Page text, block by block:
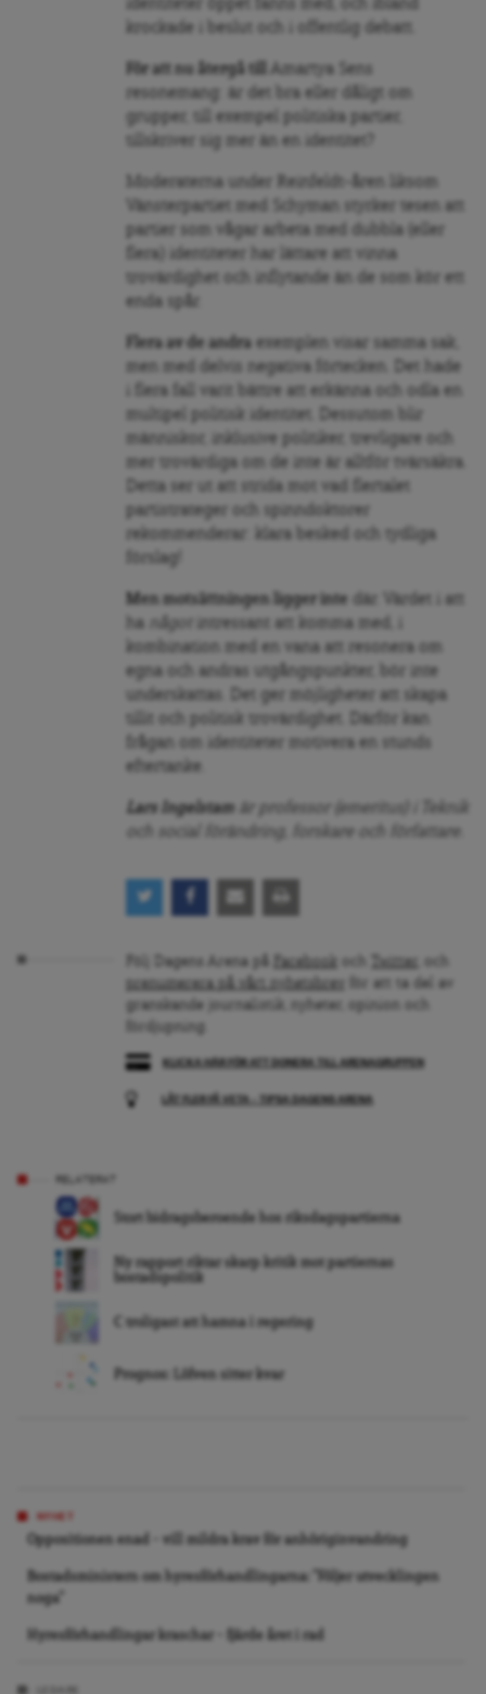
identiteter öppet fanns med, och ibland
krockade i beslut och i offentlig debatt.
För att nu återgå till
Amartya Sens
resonemang: är det bra eller dåligt om
grupper, till exempel politiska partier,
tillskriver sig mer än en identitet?
Moderaterna under Reinfeldt-åren liksom
Vänsterpartiet med Schyman styrker tesen att
partier som vågar arbeta med dubbla (eller
flera) identiteter har lättare att vinna
trovärdighet och inflytande än de som kör ett
enda spår.
Flera av de andra exemplen visar samma sak,
men med delvis negativa förtecken. Det hade
i flera fall varit bättre att erkänna och odla en
multipel politisk identitet. Dessutom blir
människor, inklusive politiker, trevligare och
mer trovärdiga om de inte är alltför tvärsäkra.
Detta ser ut att strida mot vad flertalet
partistrateger och spinndoktorer
rekommenderar: klara besked och tydliga
förslag!
Men motsättningen ligger inte
där. Värdet i att
ha
intressant att komma med, i
kombination med en vana att resonera om
egna och andras utgångspunkter, bör inte
underskattas. Det ger möjligheter att skapa
tillit och politisk trovärdighet. Därför kan
frågan om identiteter motivera en stunds
eftertanke.
Lars Ingelstam är professor (emeritus) i Teknik
och social förändring, forskare och författare.
Följ Dagens Arena på Facebook Twitter
prenumerera på vårt nyhetsbrev
för att ta del av
granskande journalistik, nyheter, opinion och
KLICKA HÄR FÖR ATT DONERA TILL ARENAGRUPPEN
Stort bidragsberoende hos riksdagspartierna
Ny rapport riktar skarp kritik mot partiernas
bostadspolitik
C troligast att hamna i regering
Prognos: Löfven sitter kvar
Oppositionen enad – vill mildra krav för anhöriginvandring
Bostadsministern om hyresförhandlingarna: ”Följer utvecklingen
noga”
Hyresförhandlingar kraschar – fjärde året i rad